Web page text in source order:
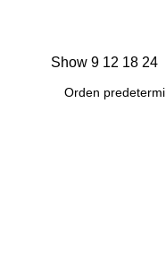
Show9 12 18 24